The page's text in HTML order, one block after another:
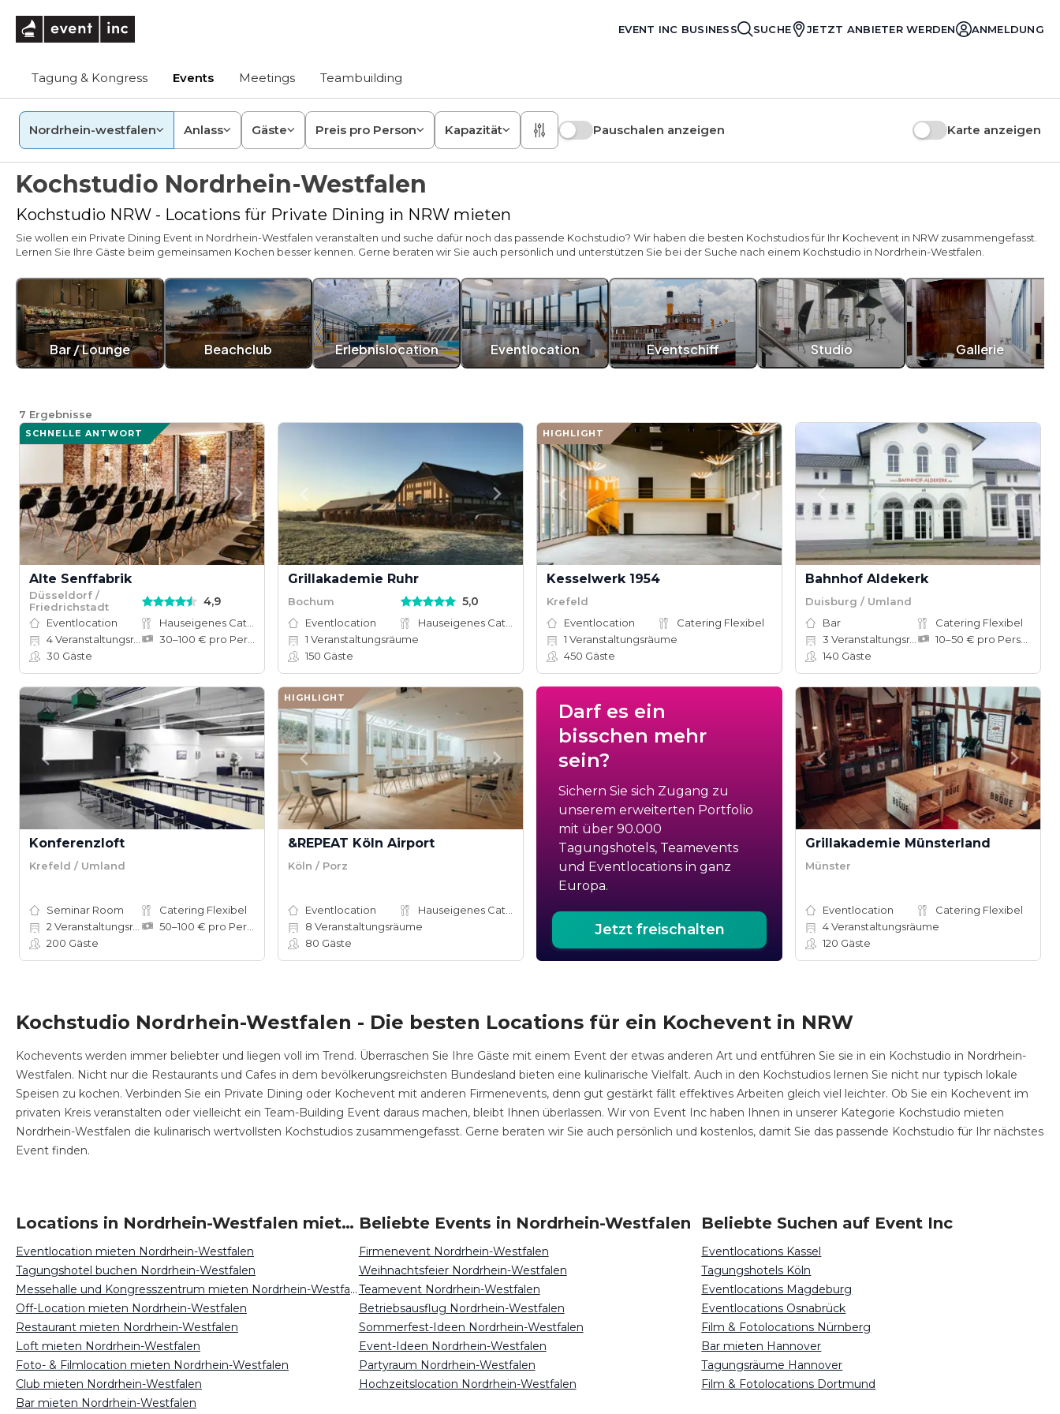
EVENT INC BUSINESS SUCHE JETZT ANBIETER WERDEN ANMELDUNG
Tagung & Kongress Events Meetings Teambuilding
Nordrhein-westfalen Anlass Gäste Preis pro Person Kapazität Pauschalen anzeigen Karte anzeigen
Kochstudio Nordrhein-Westfalen
Kochstudio NRW - Locations für Private Dining in NRW mieten
Sie wollen ein Private Dining Event in Nordrhein-Westfalen veranstalten und suche dafür noch das passende Kochstudio? Wir haben die besten Kochstudios für Ihr Kochevent in NRW zusammengefasst.
Lernen Sie Ihre Gäste beim gemeinsamen Kochen besser kennen. Gerne beraten wir Sie auch persönlich und unterstützen Sie bei der Suche nach einem Kochstudio in Nordrhein-Westfalen.
Bar / Lounge Beachclub Erlebnislocation Eventlocation Eventschiff Studio Gallerie
7 Ergebnisse
SCHNELLE ANTWORT
Alte Senffabrik
Düsseldorf /
Friedrichstadt
4,9
Eventlocation
4Veranstaltungsräume
30 Gäste
Grillakademie Ruhr
Bochum 5,0
Eventlocation
1 Veranstaltungsräume
150 Gäste
HIGHLIGHT
Kesselwerk 1954
Krefeld
Eventlocation
Catering Flexibel
1 Veranstaltungsräume
450 Gäste
Bahnhof Aldekerk
Duisburg / Umland
Bar
Catering Flexibel
3 Veranstaltungsräume
140 Gäste
Konferenzloft
Krefeld / Umland
Seminar Room
Catering Flexibel
2 Veranstaltungsräume
200 Gäste
HIGHLIGHT
&REPEAT Köln Airport
Köln / Porz
Eventlocation
8 Veranstaltungsräume
80 Gäste
Darf es ein
bisschen mehr
sein?
Sichern Sie sich Zugang zu
unserem erweiterten Portfolio
mit über 90.000
Tagungshotels, Teamevents
und Eventlocations in ganz
Europa.
Jetzt freischalten
Grillakademie Münsterland
Münster
Eventlocation
Catering Flexibel
4Veranstaltungsräume
120 Gäste
Kochstudio Nordrhein-Westfalen - Die besten Locations für ein Kochevent in NRW
Kochevents werden immer beliebter und liegen voll im Trend. Überraschen Sie Ihre Gäste mit einem Event der etwas anderen Art und entführen Sie sie in ein Kochstudio in Nordrhein-
Westfalen. Nicht nur die Restaurants und Cafes in dem bevölkerungsreichsten Bundesland bieten eine kulinarische Vielfalt. Auch in den Kochstudios lernen Sie nicht nur typisch lokale
Speisen zu kochen. Verbinden Sie ein Private Dining oder Kochevent mit anderen Firmenevents, denn gut gestärkt fällt effektives Arbeiten gleich viel leichter. Ob Sie ein Kochevent im
privaten Kreis veranstalten oder vielleicht ein Team-Building Event daraus machen, bleibt Ihnen überlassen. Wir von Event Inc haben Ihnen in unserer Kategorie Kochstudio mieten
Nordrhein-Westfalen die kulinarisch wertvollsten Kochstudios zusammengefasst. Gerne beraten wir Sie auch persönlich und kostenlos, damit Sie das passende Kochstudio für Ihr nächstes
Event finden.
Locations in Nordrhein-Westfalen mieten
Eventlocation mieten Nordrhein-Westfalen
Tagungshotel buchen Nordrhein-Westfalen
Messehalle und Kongresszentrum mieten Nordrhein-Westfalen
Off-Location mieten Nordrhein-Westfalen
Restaurant mieten Nordrhein-Westfalen
Loft mieten Nordrhein-Westfalen
Foto- & Filmlocation mieten Nordrhein-Westfalen
Club mieten Nordrhein-Westfalen
Bar mieten Nordrhein-Westfalen
Beliebte Events in Nordrhein-Westfalen
Firmenevent Nordrhein-Westfalen
Weihnachtsfeier Nordrhein-Westfalen
Teamevent Nordrhein-Westfalen
Betriebsausflug Nordrhein-Westfalen
Sommerfest-Ideen Nordrhein-Westfalen
Event-Ideen Nordrhein-Westfalen
Partyraum Nordrhein-Westfalen
Hochzeitslocation Nordrhein-Westfalen
Beliebte Suchen auf Event Inc
Eventlocations Kassel
Tagungshotels Köln
Eventlocations Magdeburg
Eventlocations Osnabrück
Film & Fotolocations Nürnberg
Bar mieten Hannover
Tagungsräume Hannover
Film & Fotolocations Dortmund